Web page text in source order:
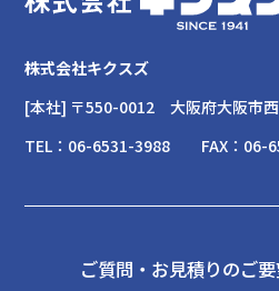
株式会社キクスズ
[本社] 〒550-0012大阪府大阪市
TEL： 06-6531-3988 FAX： 06-
ご質問・お見積りのご